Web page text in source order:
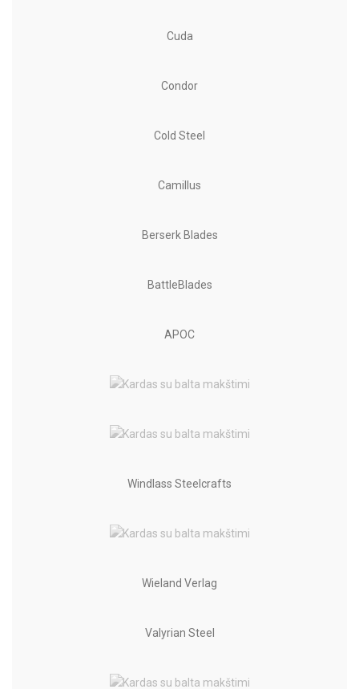
Cuda
Condor
Cold Steel
Camillus
Berserk Blades
BattleBlades
APOC
Windlass Steelcrafts
Wieland Verlag
Valyrian Steel